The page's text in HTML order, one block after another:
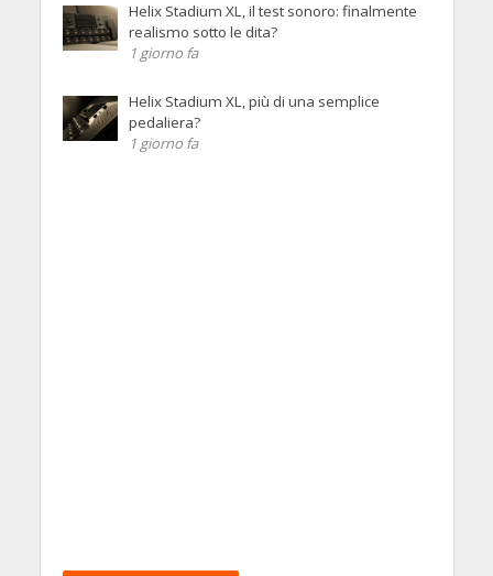
Helix Stadium XL, il test sonoro: finalmente
realismo sotto le dita?
1 giorno fa
Helix Stadium XL, più di una semplice
pedaliera?
1 giorno fa